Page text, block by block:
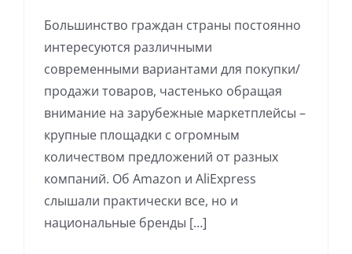
Большинство граждан страны постоянно
интересуются различными
современными вариантами для покупки/
продажи товаров, частенько обращая
внимание на зарубежные маркетплейсы –
крупные площадки с огромным
количеством предложений от разных
компаний. Об Amazon и AliExpress
слышали практически все, но и
национальные бренды […]